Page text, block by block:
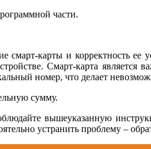
части.
карты и корректность
Смарт-карта является
номер, что делает
сумму.
вышеуказанную
устранить проблему –